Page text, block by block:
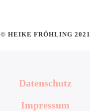
© HEIKE FRÖHLING 2021
Datenschutz
Impressum